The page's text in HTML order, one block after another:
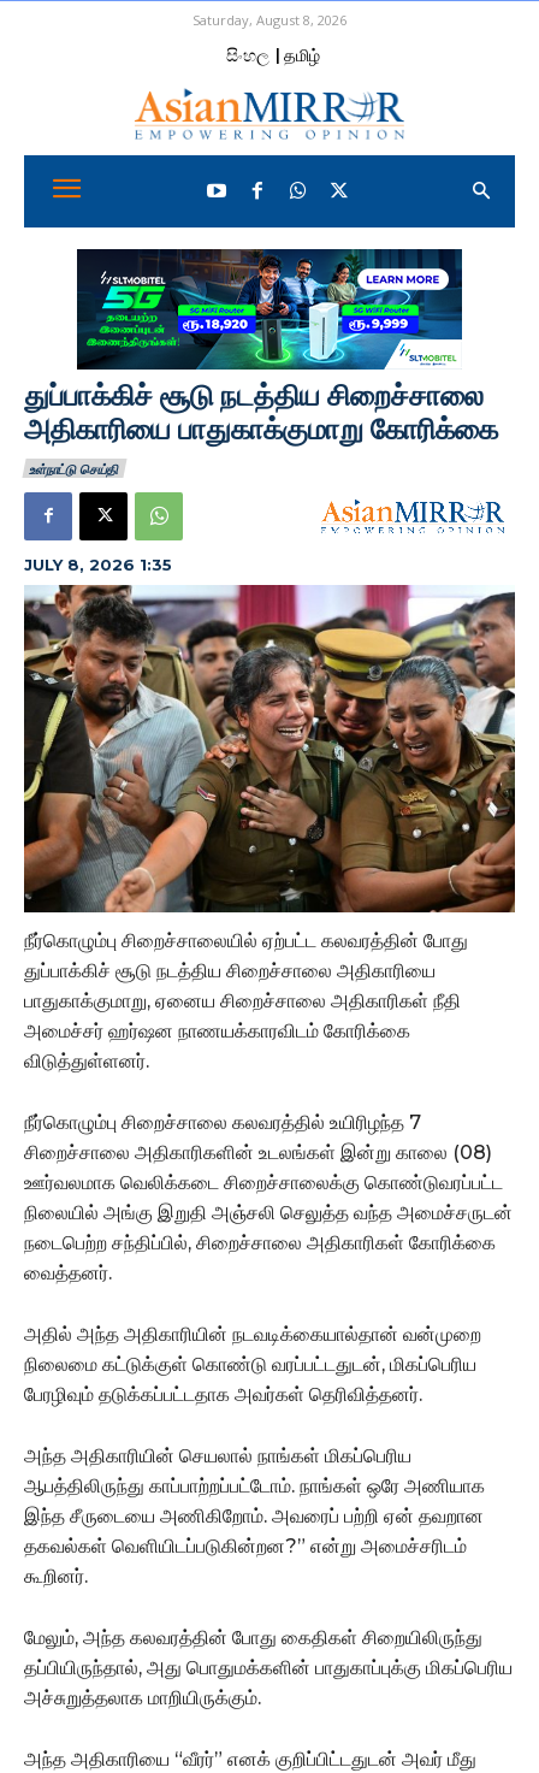
Saturday, August 8, 2026
සිංහල | தமிழ்
துப்பாக்கிச் சூடு நடத்திய சிறைச்சாலை
அதிகாரியை பாதுகாக்குமாறு கோரிக்கை
உள்நாட்டு செய்தி
JULY 8, 2026 1:35
நீர்கொழும்பு சிறைச்சாலையில் ஏற்பட்ட கலவரத்தின் போது
துப்பாக்கிச் சூடு நடத்திய சிறைச்சாலை அதிகாரியை
பாதுகாக்குமாறு, ஏனைய சிறைச்சாலை அதிகாரிகள் நீதி
அமைச்சர் ஹர்ஷன நாணயக்காரவிடம் கோரிக்கை
விடுத்துள்ளனர்.
நீர்கொழும்பு சிறைச்சாலை கலவரத்தில் உயிரிழந்த 7
சிறைச்சாலை அதிகாரிகளின் உடலங்கள் இன்று காலை (08)
ஊர்வலமாக வெலிக்கடை சிறைச்சாலைக்கு கொண்டுவரப்பட்ட
நிலையில் அங்கு இறுதி அஞ்சலி செலுத்த வந்த அமைச்சருடன்
நடைபெற்ற சந்திப்பில், சிறைச்சாலை அதிகாரிகள் கோரிக்கை
வைத்தனர்.
அதில் அந்த அதிகாரியின் நடவடிக்கையால்தான் வன்முறை
நிலைமை கட்டுக்குள் கொண்டு வரப்பட்டதுடன், மிகப்பெரிய
பேரழிவும் தடுக்கப்பட்டதாக அவர்கள் தெரிவித்தனர்.
அந்த அதிகாரியின் செயலால் நாங்கள் மிகப்பெரிய
ஆபத்திலிருந்து காப்பாற்றப்பட்டோம். நாங்கள் ஒரே அணியாக
இந்த சீருடையை அணிகிறோம். அவரைப் பற்றி ஏன் தவறான
தகவல்கள் வெளியிடப்படுகின்றன?” என்று அமைச்சரிடம்
கூறினர்.
மேலும், அந்த கலவரத்தின் போது கைதிகள் சிறையிலிருந்து
தப்பியிருந்தால், அது பொதுமக்களின் பாதுகாப்புக்கு மிகப்பெரிய
அச்சுறுத்தலாக மாறியிருக்கும்.
அந்த அதிகாரியை “வீரர்” எனக் குறிப்பிட்டதுடன் அவர் மீது